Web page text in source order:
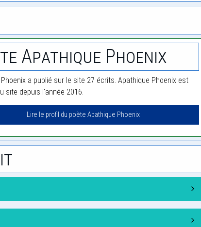
Apathique Phoenix
a publié sur le site 27 écrits. Apathique Phoenix est
site depuis l'année 2016.
Lire le profil du poète Apathique Phoenix